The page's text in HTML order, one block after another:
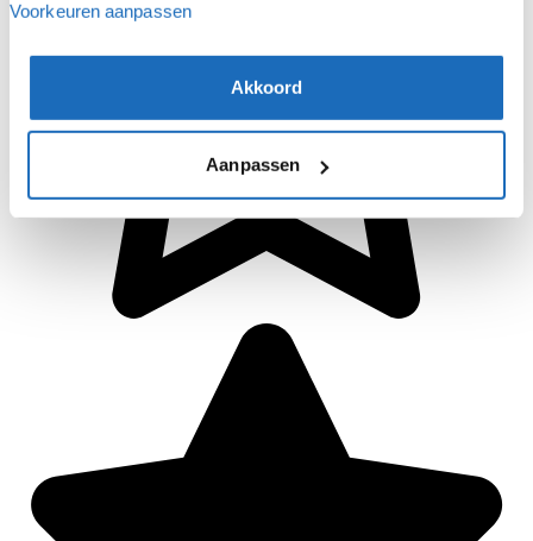
Voorkeuren aanpassen
Akkoord
Aanpassen